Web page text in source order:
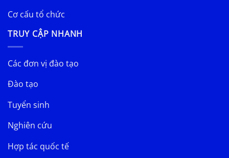
Cơ cấu tổ chức
TRUY CẬP NHANH
Các đơn vị đào tạo
Đào tạo
Tuyển sinh
Nghiên cứu
Hợp tác quốc tế